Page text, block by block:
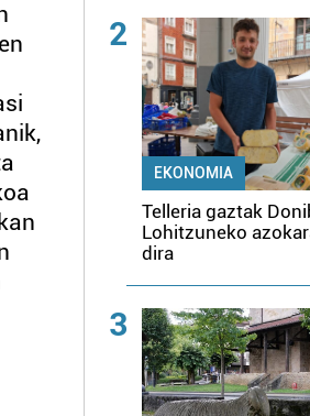
2
EKONOMIA
Telleria gaztak
Lohitzuneko
dira
3